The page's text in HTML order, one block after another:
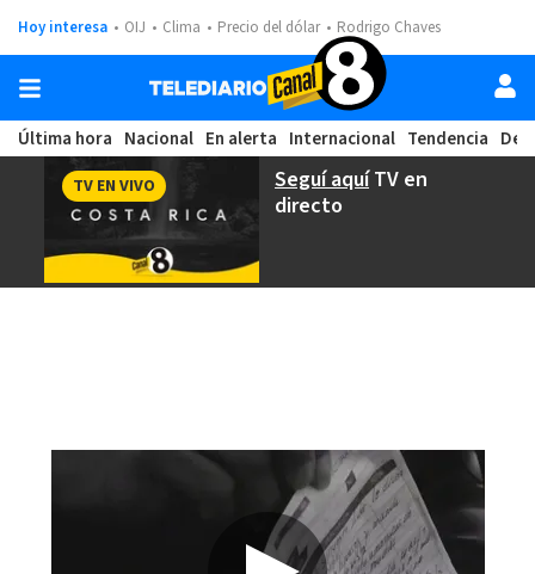
Hoy interesa OIJ Clima Precio del dólar Rodrigo Chaves
Última hora Nacional En alerta Internacional Tendencia
Seguí aquíTV en
directo
TV EN VIVO